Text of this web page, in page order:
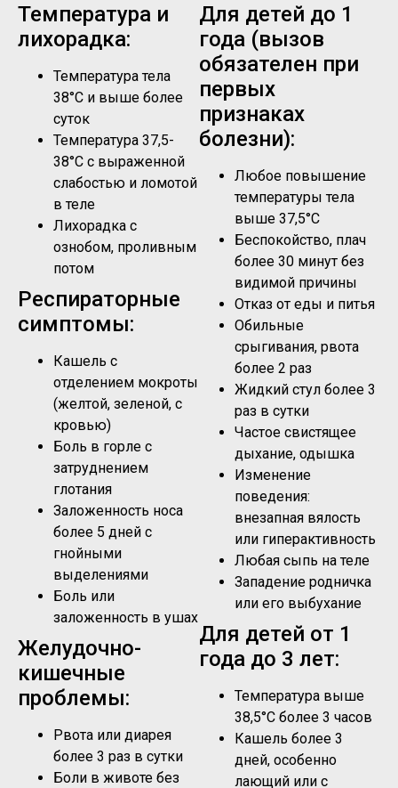
Температура и
лихорадка:
Температура тела
38°C и выше более
суток
Температура 37,5-
38°C с выраженной
слабостью и ломотой
в теле
Лихорадка с
ознобом, проливным
потом
Респираторные
симптомы:
Кашель с
отделением мокроты
(желтой, зеленой, с
кровью)
Боль в горле с
затруднением
глотания
Заложенность носа
более 5 дней с
гнойными
выделениями
Боль или
заложенность в ушах
Желудочно-
кишечные
проблемы:
Рвота или диарея
более 3 раз в сутки
Боли в животе без
Для детей до 1
года (вызов
обязателен при
первых
признаках
болезни):
Любое повышение
температуры тела
выше 37,5°C
Беспокойство, плач
более 30 минут без
видимой причины
Отказ от еды и питья
Обильные
срыгивания, рвота
более 2 раз
Жидкий стул более 3
раз в сутки
Частое свистящее
дыхание, одышка
Изменение
поведения:
внезапная вялость
или гиперактивность
Любая сыпь на теле
Западение родничка
или его выбухание
Для детей от 1
года до 3 лет:
Температура выше
38,5°C более 3 часов
Кашель более 3
дней, особенно
лающий или с